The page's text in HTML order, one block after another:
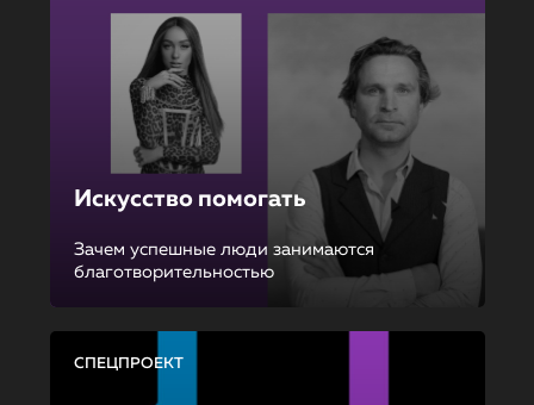
Искусство помогать
Зачем успешные люди занимаются
благотворительностью
СПЕЦПРОЕКТ